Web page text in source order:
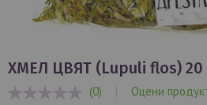
към
на
ХМЕЛ ЦВЯТ (Lupuli flos) 20
(0) |
Оцени